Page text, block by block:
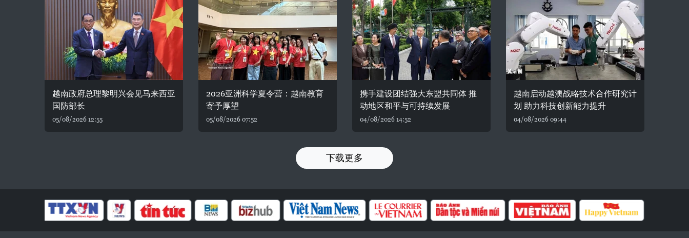
越南政府总理黎明兴会见马来西亚
国防部长
05/08/2026 12:55
2026亚洲科学夏令营：越南教育
寄予厚望
05/08/2026 07:52
携手建设团结强大东盟共同体 推
动地区和平与可持续发展
04/08/2026 14:52
越南启动越澳战略技术合作研究计
划 助力科技创新能力提升
04/08/2026 09:44
下载更多